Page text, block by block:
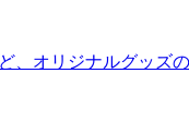
、オリジナルグッズ